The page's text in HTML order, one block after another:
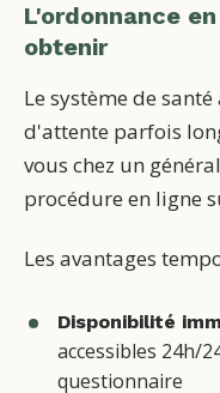
L'ordonnance
obtenir
Le système de
d'attente parfois
vous chez un
procédure en ligne
Les avantages
Disponibilité
accessibles 24h/
questionnaire